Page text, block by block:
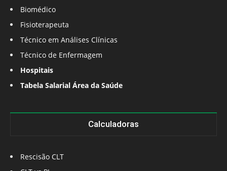
Biomédico
Fisioterapeuta
Técnico em Análises Clínicas
Técnico de Enfermagem
Hospitais
Tabela Salarial Área da Saúde
Calculadoras
Rescisão CLT